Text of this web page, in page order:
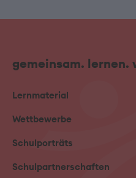
gemeinsam.
Lernmaterial
Wettbewerbe
Schulporträts
Schulpartnerschaften